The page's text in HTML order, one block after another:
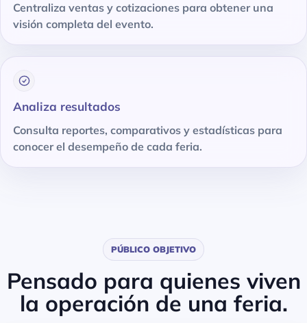
Centraliza ventas y cotizaciones para obtener una
visión completa del evento.
Analiza resultados
Consulta reportes, comparativos y estadísticas para
conocer el desempeño de cada feria.
PÚBLICO OBJETIVO
Pensado para quienes viven
la operación de una feria.